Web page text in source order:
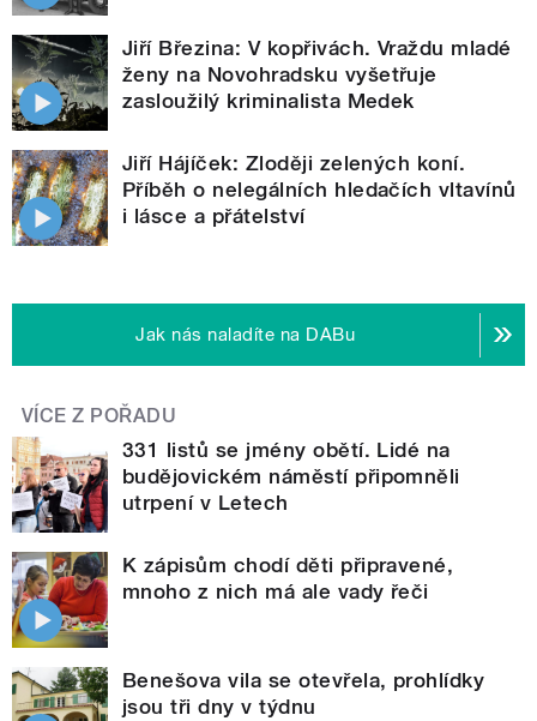
Jiří Březina: V kopřivách. Vraždu mladé
ženy na Novohradsku vyšetřuje
zasloužilý kriminalista Medek
Jiří Hájíček: Zloději zelených koní.
Příběh o nelegálních hledačích vltavínů
i lásce a přátelství
Jak nás naladíte na DABu
VÍCE Z POŘADU
331 listů se jmény obětí. Lidé na
budějovickém náměstí připomněli
utrpení v Letech
K zápisům chodí děti připravené,
mnoho z nich má ale vady řeči
Benešova vila se otevřela, prohlídky
jsou tři dny v týdnu